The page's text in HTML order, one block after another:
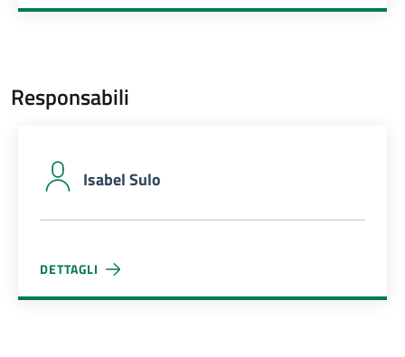
Responsabili
Isabel Sulo
DETTAGLI
ISABEL SULO